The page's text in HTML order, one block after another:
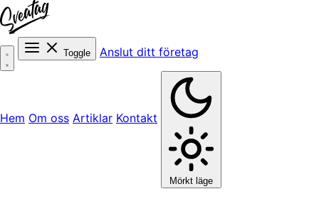
Toggle Anslut ditt företag
Hem Om oss Artiklar Kontakt
Mörkt läge